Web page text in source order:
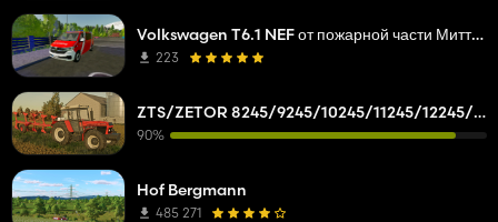
Volkswagen T6.1 NEF от пожарной части Миттельберга
223
ZTS/ZETOR 8245/9245/10245/11245/12245/14245/16245
90%
Hof Bergmann
485 271